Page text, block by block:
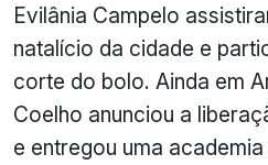
Evilânia Campelo
natalício da cidade e
corte do bolo. Ainda em
Coelho anunciou a
e entregou uma